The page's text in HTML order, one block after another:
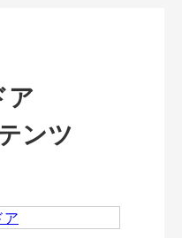
ア
ンツ